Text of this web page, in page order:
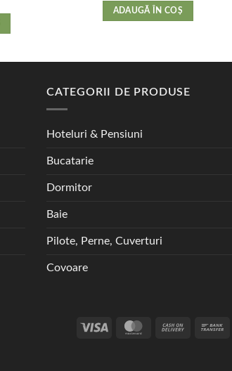
lei.
a
fost:
este:
89,00 lei.
ADAUGĂ ÎN COȘ
CATEGORII DE PRODUSE
Hoteluri & Pensiuni
Bucatarie
Dormitor
Baie
Pilote, Perne, Cuverturi
Covoare
Visa MasterCardCash